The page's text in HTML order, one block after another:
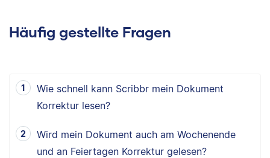
Häufig gestellte Fragen
Wie schnell kann Scribbr mein Dokument
Korrektur lesen?
Wird mein Dokument auch am Wochenende
und an Feiertagen Korrektur gelesen?